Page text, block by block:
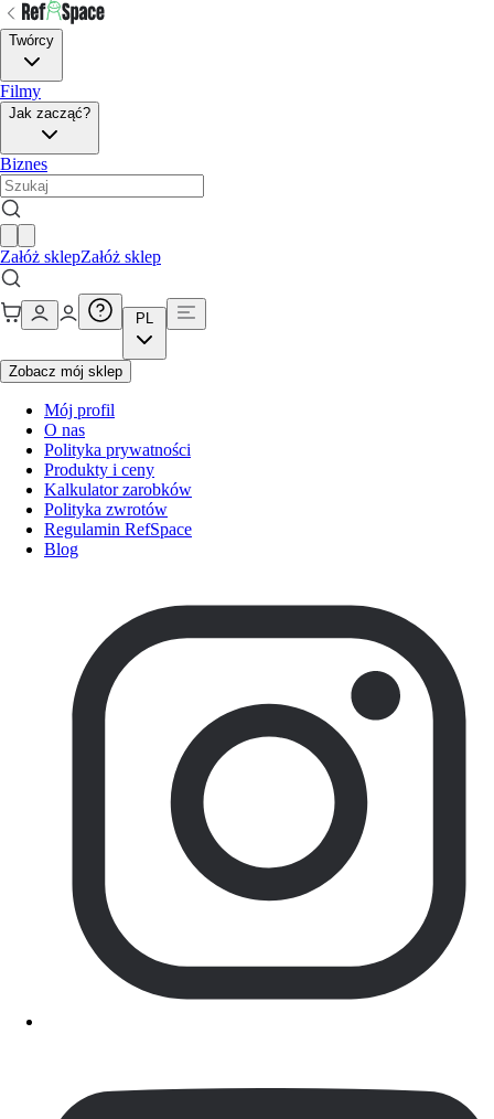
Twórcy
Filmy
Jak zacząć?
Biznes
Załóż sklepZałóż sklep
PL
Zobacz mój sklep
Mój profil
O nas
Polityka prywatności
Produkty i ceny
Kalkulator zarobków
Polityka zwrotów
Regulamin RefSpace
Blog